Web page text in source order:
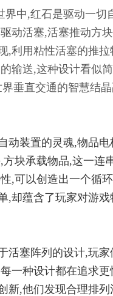
中,红石是驱动一切
动活塞,活塞推动方
,利用粘性活塞的推
输送,这种设计看似
垂直交通的智慧结
动装置的灵魂,物品
块承载物品,这一连
,可以创造出一个循
却蕴含了玩家对游戏
活塞阵列的设计,玩
一种设计都在追求
新,他们发现合理排